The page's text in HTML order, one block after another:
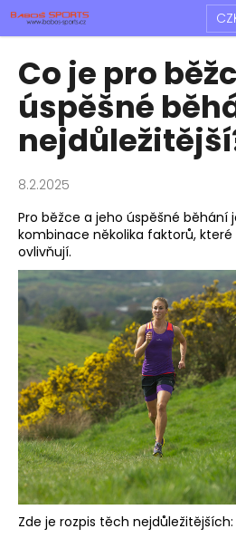
Přejít
obsah
Co je pro
úspěšné
8.2.2025
Pro běžce a jeho úspěšné běhání
kombinace několika faktorů,
ovlivňují.
Zde je rozpis těch nejdůležitějších:
K
o
C
o
p
t
ř
e
b
u
j
e
t
e
n
a
j
í
t
?